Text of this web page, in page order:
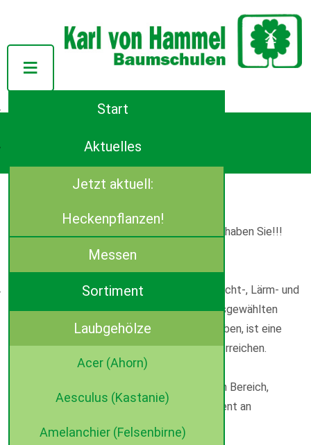
D-26639 Wiesmoor
E-Mail:info(at)von-hammel.de
Jetzt aktuell: Heckenpflanzen!
Sie suchen eine Hecke für Ihren Garten? Wir haben Sie!!!
Heckenpflanzen sind optimale natürliche
Grundstücksbegrenzungen. Sie können als Sicht-, Lärm- und
Windschutz dienen. Da die meisten dafür ausgewählten
Pflanzen eine gute Schnittverträglichkeit haben, ist eine
Breiten bzw. Höhenbegrenzung sehr gut zu erreichen.
Durch unsere Spezialisierung im immergrünen Bereich,
verfügen wir über ein umfangreiches Sortiment an
verschiedenen Heckenpflanzen.
Start
Aktuelles
Jetzt aktuell:
Heckenpflanzen!
Messen
Sortiment
Laubgehölze
Acer (Ahorn)
Aesculus (Kastanie)
Amelanchier (Felsenbirne)